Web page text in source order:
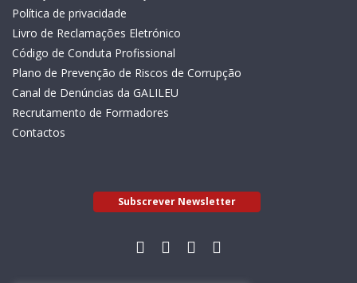
Política de privacidade
Livro de Reclamações Eletrónico
Código de Conduta Profissional
Plano de Prevenção de Riscos de Corrupção
Canal de Denúncias da GALILEU
Recrutamento de Formadores
Contactos
Subscrever Newsletter